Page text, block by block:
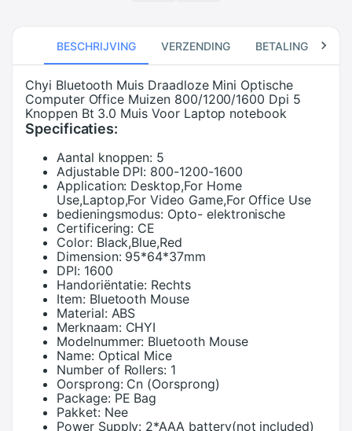
BESCHRIJVING VERZENDING BETALING
Chyi Bluetooth Muis Draadloze Mini Optische
Computer Office Muizen 800/1200/1600 Dpi 5
Knoppen Bt 3.0 Muis Voor Laptop notebook
Specificaties:
Aantal knoppen: 5
Adjustable DPI: 800-1200-1600
Application: Desktop,For Home
Use,Laptop,For Video Game,For Office Use
bedieningsmodus: Opto- elektronische
Certificering: CE
Color: Black,Blue,Red
Dimension: 95*64*37mm
DPI: 1600
Handoriëntatie: Rechts
Item: Bluetooth Mouse
Material: ABS
Merknaam: CHYI
Modelnummer: Bluetooth Mouse
Name: Optical Mice
Number of Rollers: 1
Oorsprong: Cn (Oorsprong)
Package: PE Bag
Pakket: Nee
Power Supply: 2*AAA battery(not included)